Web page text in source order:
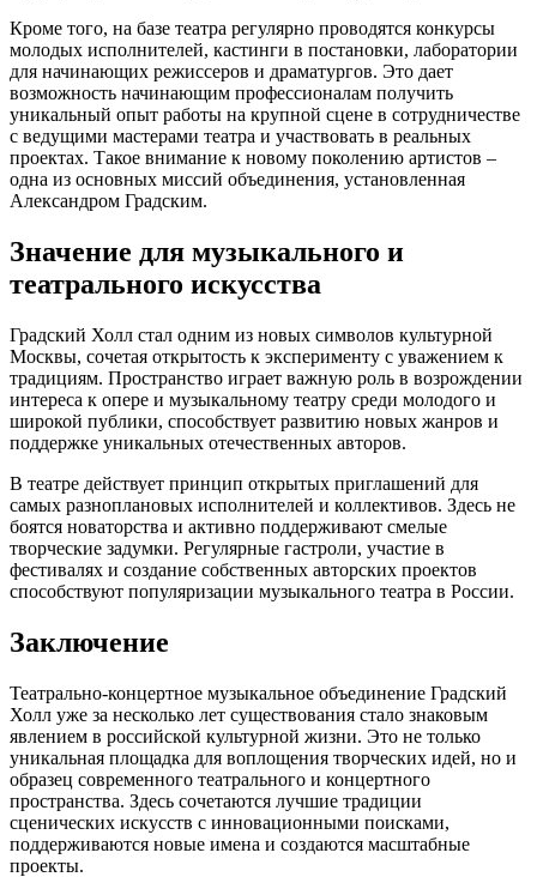
Кроме того, на базе театра регулярно проводятся конкурсы
молодых исполнителей, кастинги в постановки, лаборатории
для начинающих режиссеров и драматургов. Это дает
возможность начинающим профессионалам получить
уникальный опыт работы на крупной сцене в сотрудничестве
с ведущими мастерами театра и участвовать в реальных
проектах. Такое внимание к новому поколению артистов –
одна из основных миссий объединения, установленная
Александром Градским.
Значение для музыкального и
театрального искусства
Градский Холл стал одним из новых символов культурной
Москвы, сочетая открытость к эксперименту с уважением к
традициям. Пространство играет важную роль в возрождении
интереса к опере и музыкальному театру среди молодого и
широкой публики, способствует развитию новых жанров и
поддержке уникальных отечественных авторов.
В театре действует принцип открытых приглашений для
самых разноплановых исполнителей и коллективов. Здесь не
боятся новаторства и активно поддерживают смелые
творческие задумки. Регулярные гастроли, участиe в
фестивалях и создание собственных авторских проектов
способствуют популяризации музыкального театра в России.
Заключение
Театрально-концертное музыкальное объединение Градский
Холл уже за несколько лет существования стало знаковым
явлением в российской культурной жизни. Это не только
уникальная площадка для воплощения творческих идей, но и
образец современного театрального и концертного
пространства. Здесь сочетаются лучшие традиции
сценических искусств с инновационными поисками,
поддерживаются новые имена и создаются масштабные
проекты.